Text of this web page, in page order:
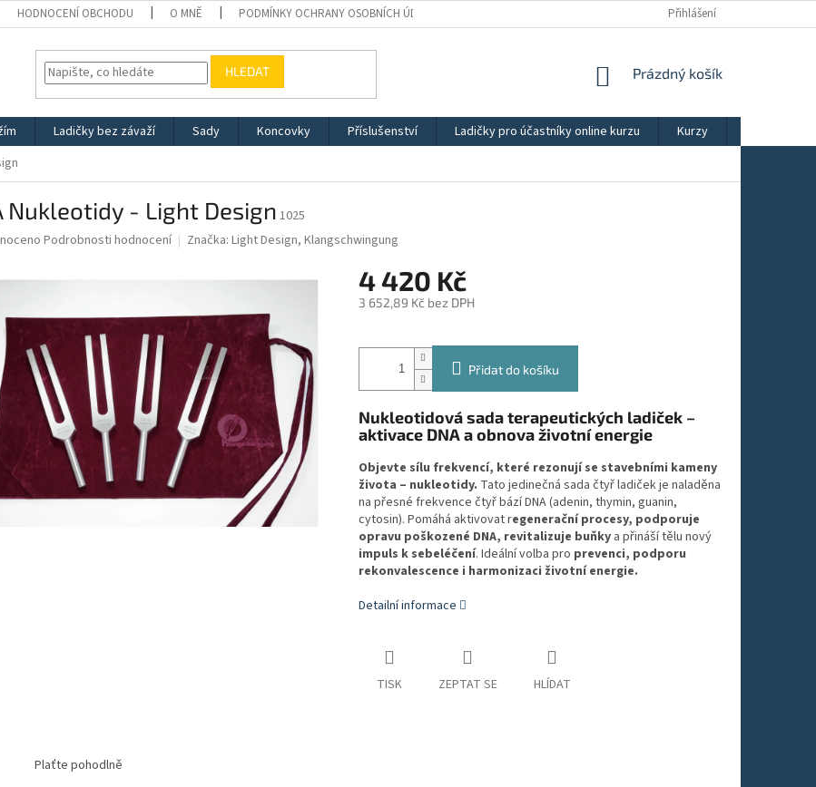
HODNOCENÍ OBCHODU O MNĚ PODMÍNKY OCHRANY OSOBNÍCH ÚDAJŮ REKLAMAČNÍ ŘÁD
Přihlášení
HLEDAT
NÁKUPNÍ
Prázdný košík
Ladičky bez závaží Sady Koncovky Příslušenství Ladičky pro účastníky online kurzu Kurzy
Nukleotidy - Light Design 1025
Podrobnosti hodnocení Značka: Light Design, Klangschwingung
4 420 Kč
3 652,89 Kč bez DPH
cena:
Přidat do košíku
Nukleotidová sada terapeutických ladiček –
aktivace DNA a obnova životní energie
Objevte sílu frekvencí, které rezonují se stavebními kameny
života – nukleotidy. Tato jedinečná sada čtyř ladiček je naladěna
na přesné frekvence čtyř bází DNA (adenin, thymin, guanin,
cytosin). Pomáhá aktivovat regenerační procesy, podporuje
opravu poškozené DNA, revitalizuje buňkya přináší tělu nový
impuls k sebeléčení. Ideální volba pro prevenci, podporu
rekonvalescence i harmonizaci životní energie.
Detailní informace
TISK ZEPTAT SE HLÍDAT
Plaťte pohodlně